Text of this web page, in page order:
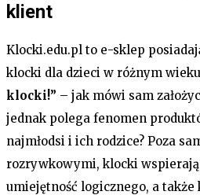
klient
Klocki.edu.pl to e-sklep
klocki dla dzieci w różnym
klocki!” – jak mówi sam
jednak polega fenomen
najmłodsi i ich rodzice? Poza
rozrywkowymi, klocki
umiejętność logicznego, a